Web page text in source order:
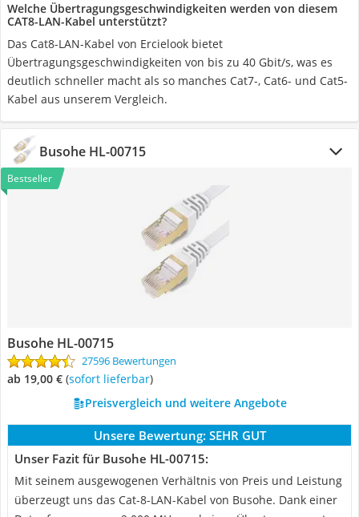
Welche Übertragungsgeschwindigkeiten werden von diesem
CAT8-LAN-Kabel unterstützt?
Das Cat8-LAN-Kabel von Ercielook bietet
Übertragungsgeschwindigkeiten von bis zu 40 Gbit/s, was es
deutlich schneller macht als so manches Cat7-, Cat6- und Cat5-
Kabel aus unserem Vergleich.
Busohe HL-00715
Bestseller
Busohe HL-00715
27596 Bewertungen
ab 19,00 € ( Sofort lieferbar)
Preisvergleich und weitere Angebote
Unsere Bewertung: SEHR GUT
Unser Fazit für Busohe HL-00715:
Mit seinem ausgewogenen Verhältnis von Preis und Leistung
überzeugt uns das Cat-8-LAN-Kabel von Busohe. Dank einer